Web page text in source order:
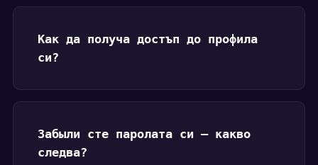
Как да получа достъп до профила
си?
Забыли сте паролата си — какво
следва?